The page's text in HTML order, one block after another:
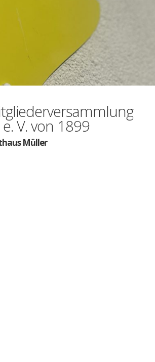
V. von 1899
Müller